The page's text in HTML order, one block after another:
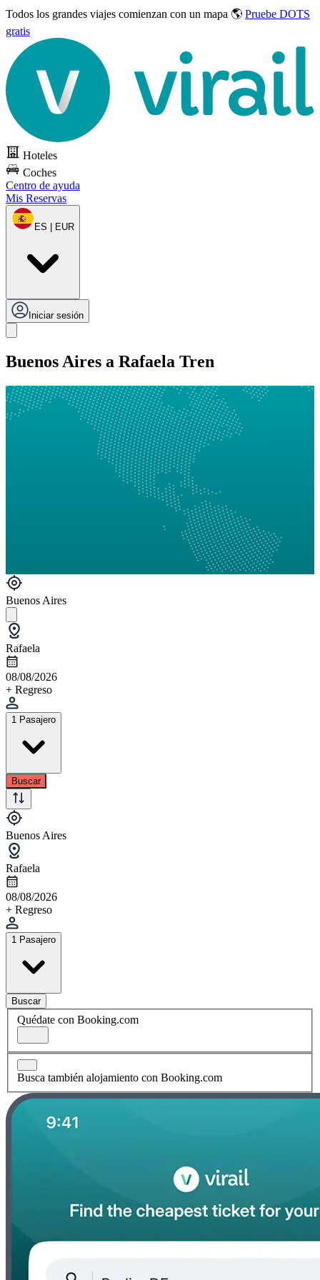
Todos los grandes viajes comienzan con un mapa 🌎 Pruebe DOTS
gratis
Hoteles
Coches
Centro de ayuda
Mis Reservas
ES | EUR
Iniciar sesión
Buenos Aires a Rafaela Tren
Buenos Aires
Rafaela
08/08/2026
+ Regreso
1 Pasajero
Buscar
Buenos Aires
Rafaela
08/08/2026
+ Regreso
1 Pasajero
Buscar
Quédate con Booking.com
Busca también alojamiento con Booking.com